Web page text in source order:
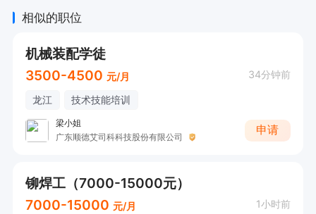
相似的职位
机械装配学徒
3500-4500 元/月 34分钟前
龙江 技术技能培训
梁小姐
广东顺德艾司科科技股份有限公司
申请
铆焊工（7000-15000元）
7000-15000 元/月 1小时前